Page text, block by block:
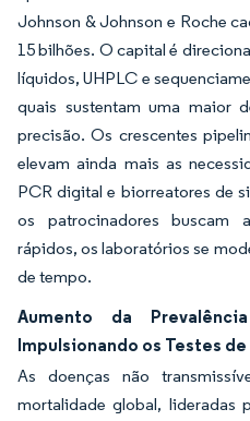
Johnson & Johnson e Roche
15 bilhões. O capital é
líquidos, UHPLC e
quais sustentam uma maior
precisão. Os crescentes
elevam ainda mais as
PCR digital e biorreatores de
os patrocinadores buscam
rápidos, os laboratórios se
de tempo.
Aumento da
Impulsionando os Testes
As doenças não
mortalidade global, lideradas